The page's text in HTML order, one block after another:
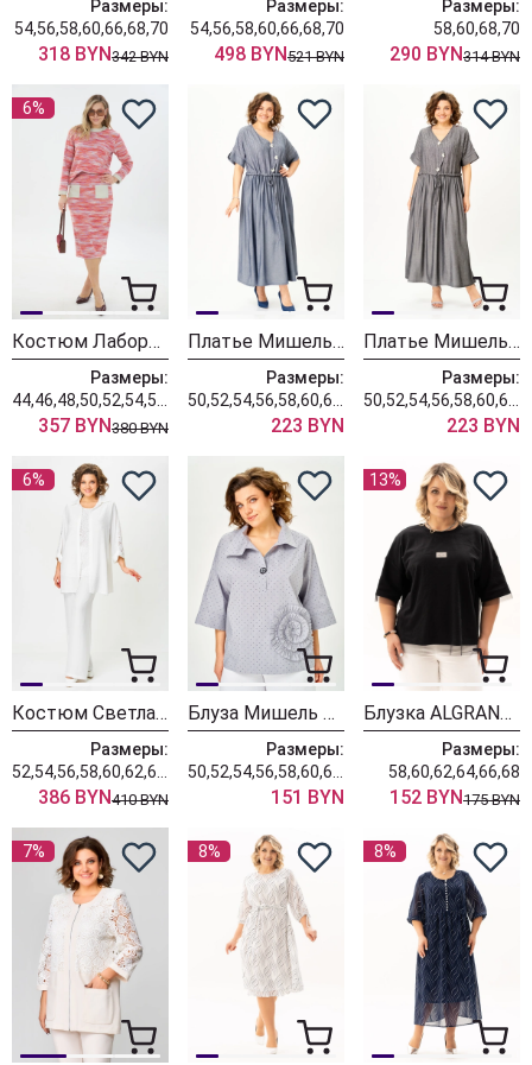
Размеры:
54,56,58,60,66,68,70
318 BYN342 BYN
Размеры:
54,56,58,60,66,68,70
498 BYN521 BYN
Размеры:
58,60,68,70
290 BYN314 BYN
6%
Костюм Лаборатория Моды К 1030115
Размеры:
357 BYN380 BYN
Платье Мишель Шик 2181 деним
Размеры:
223 BYN
Платье Мишель Шик 2181 мокрый асфальт
Размеры:
223 BYN
6%
Костюм Светлана-Стиль 2025 белый
Размеры:
386 BYN410 BYN
Блуза Мишель Шик 786-1 ниагара
Размеры:
151 BYN
13%
Блузка ALGRANDA (Новелла Шарм) 4147-8
Размеры:
58,60,62,64,66,68
152 BYN175 BYN
7% 8% 8%